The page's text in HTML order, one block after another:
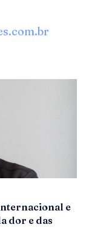
e
dor e das